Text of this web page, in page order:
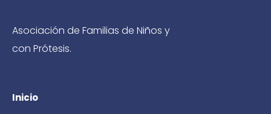
Asociación de Familias de Niños y
con Prótesis.
Inicio